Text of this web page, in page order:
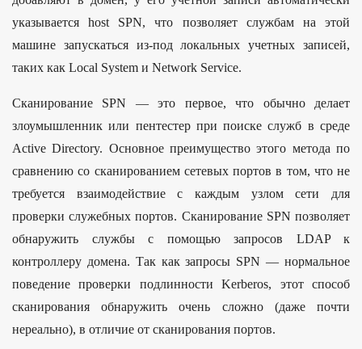
указывается host SPN, что позволяет службам на этой
машине запускаться из-под локальных учетных записей,
таких как Local System и Network Service.
Сканирование SPN — это первое, что обычно делает
злоумышленник или пентестер при поиске служб в среде
Active Directory. Основное преимущество этого метода по
сравнению со сканированием сетевых портов в том, что не
требуется взаимодействие с каждым узлом сети для
проверки служебных портов. Сканирование SPN позволяет
обнаружить службы с помощью запросов LDAP к
контроллеру домена. Так как запросы SPN — нормальное
поведение проверки подлинности Kerberos, этот способ
сканирования обнаружить очень сложно (даже почти
нереально), в отличие от сканирования портов.